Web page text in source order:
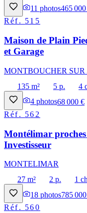
11 photos465
Réf. 515
Maison de Plain
et Garage
MONTBOUCHER SUR
135 m²
5 p. 4
4 photos68 000 €
Réf. 562
Montélimar
Investisseur
MONTELIMAR
27 m²
2 p.
1
18 photos785
Réf. 560